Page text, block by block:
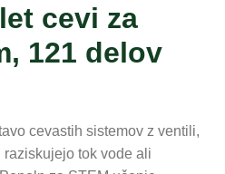
cevi za
121 delov
cevastih sistemov z ventili,
raziskujejo tok vode ali